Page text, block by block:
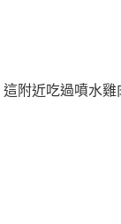
附近吃過噴水